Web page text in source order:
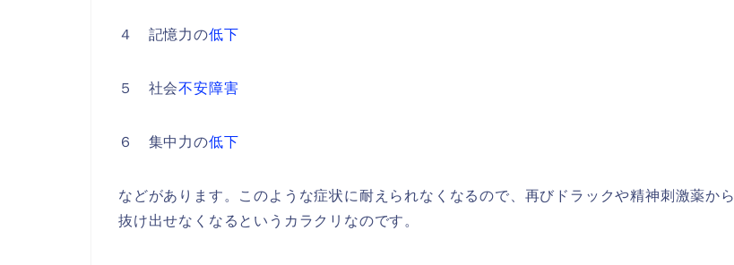
４ 記憶力の低下
５ 社会不安障害
６ 集中力の低下
などがあります。このような症状に耐えられなくなるので、再びドラックや精神刺激薬から
抜け出せなくなるというカラクリなのです。